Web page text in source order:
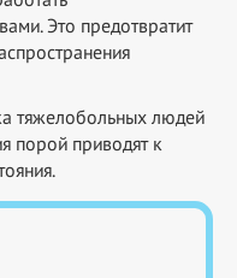
Это предотвратит
тяжелобольных людей
порой приводят к